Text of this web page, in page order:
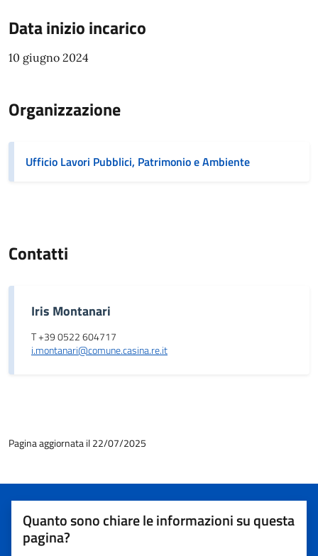
Data inizio incarico
10 giugno 2024
Organizzazione
Ufficio Lavori Pubblici, Patrimonio e Ambiente
Contatti
Iris Montanari
T +39 0522 604717
i.montanari@comune.casina.re.it
Pagina aggiornata il 22/07/2025
Quanto sono chiare le informazioni su questa
pagina?